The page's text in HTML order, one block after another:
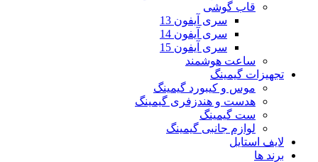
قاب گوشی
سری آیفون 13
سری آیفون 14
سری آیفون 15
ساعت هوشمند
تجهیزات گیمینگ
موس و کیبورد گیمینگ
هدست و هندزفری گیمینگ
ست گیمینگ
لوازم جانبی گیمینگ
لایف استایل
برند ها